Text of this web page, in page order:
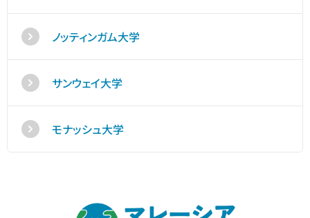
ノッティンガム大学
サンウェイ大学
モナッシュ大学